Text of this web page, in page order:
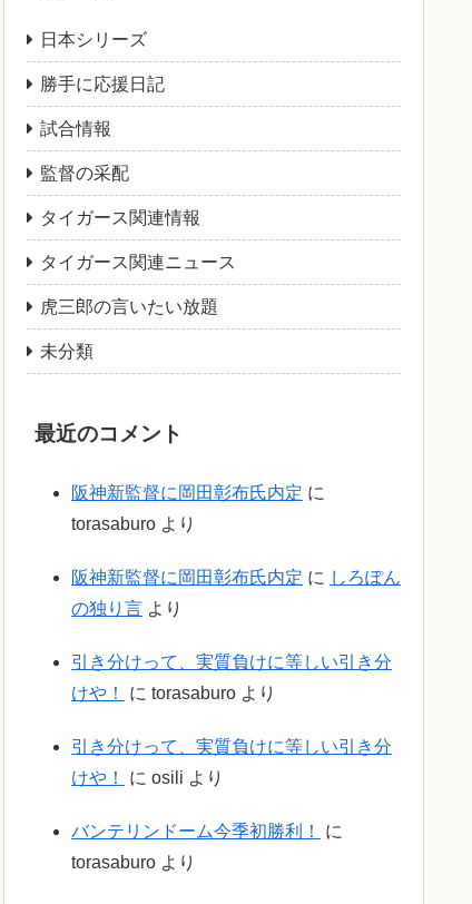
日本シリーズ
勝手に応援日記
試合情報
監督の采配
タイガース関連情報
タイガース関連ニュース
虎三郎の言いたい放題
未分類
最近のコメント
阪神新監督に岡田彰布氏内定 に
torasaburo より
阪神新監督に岡田彰布氏内定 に しろぽん
の独り言 より
引き分けって、実質負けに等しい引き分
けや！
に torasaburo より
引き分けって、実質負けに等しい引き分
けや！
に osili より
バンテリンドーム今季初勝利！
に
torasaburo より